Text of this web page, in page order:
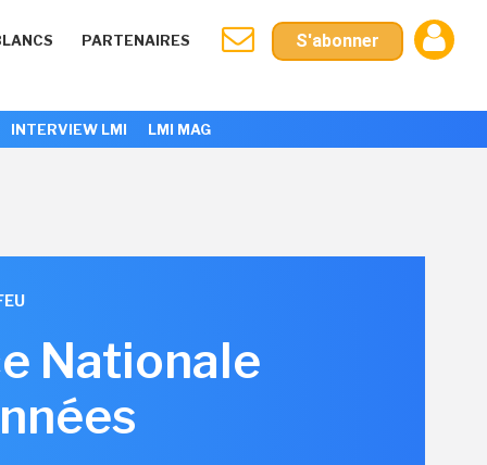
PARTENAIRES S'abonner
INTERVIEW LMI LMI MAG
Nationale